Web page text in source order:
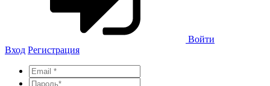
Войти
Вход Регистрация